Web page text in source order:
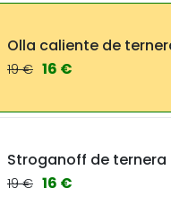
Olla caliente de
19 € 16 €
Stroganoff de ternera
19 € 16 €